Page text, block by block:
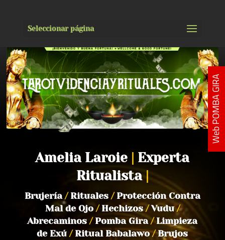
Seleccionar página
Amelia Laroie
Experta
Ritualista
Brujería /Rituales /Protección Contra
Mal de Ojo /Hechizos/Vudu/
Abrecaminos/Pomba Gira/Limpieza
de Exú/Ritual Babalawo/Brujos
Web POMBA GIRA